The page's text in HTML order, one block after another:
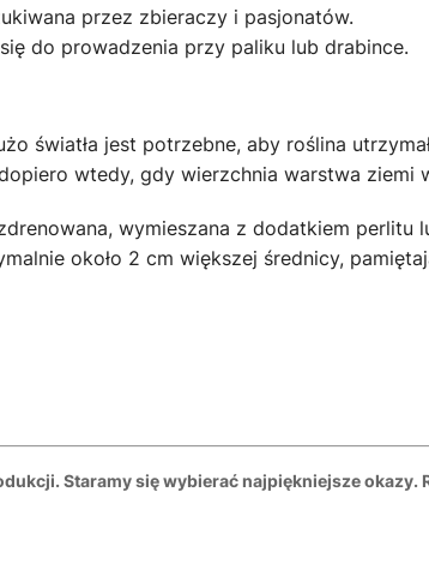
przez zbieraczy i pasjonatów.
do prowadzenia przy paliku lub drabince.
światła jest potrzebne, aby roślina
wtedy, gdy wierzchnia warstwa
wymieszana z dodatkiem
około 2 cm większej średnicy,
Staramy się wybierać najpiękniejsze